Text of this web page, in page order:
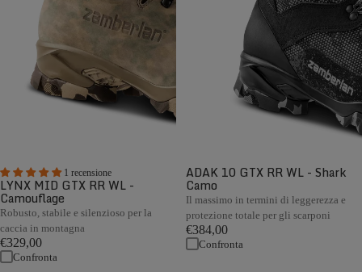
1 recensione
LYNX MID GTX RR WL -
Camouflage
Robusto, stabile e silenzioso per la
caccia in montagna
€329,00
Confronta
ADAK 10 GTX RR WL - Shark
Camo
Il massimo in termini di leggerezza e
protezione totale per gli scarponi
€384,00
Confronta